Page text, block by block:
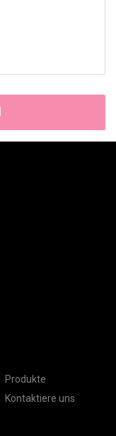
Produkte
Kontaktiere uns